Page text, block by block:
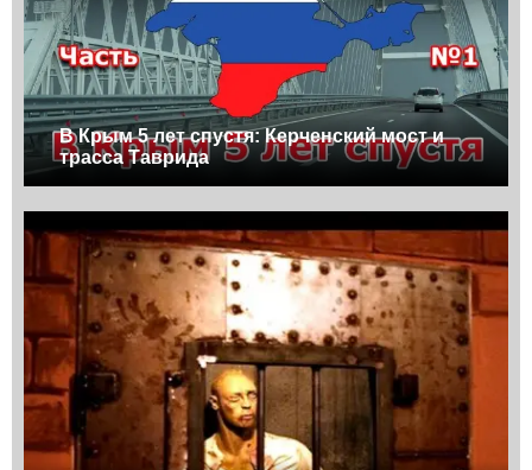
В Крым 5 лет спустя: Керченский мост и
трасса Таврида